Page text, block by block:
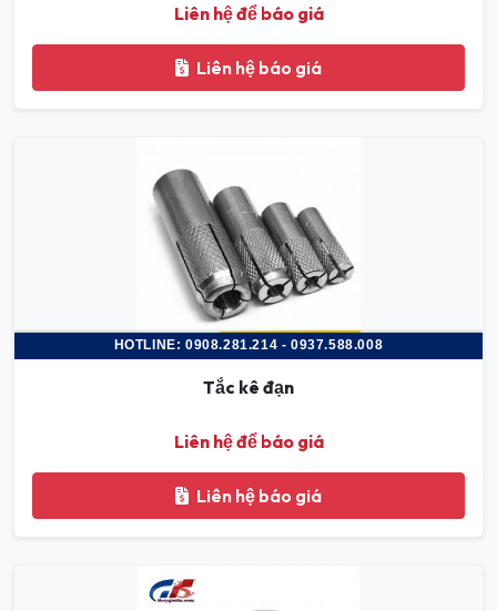
Liên hệ để báo giá
Liên hệ báo giá
HOTLINE: 0908.281.214 - 0937.588.008
Tắc kê đạn
Liên hệ để báo giá
Liên hệ báo giá